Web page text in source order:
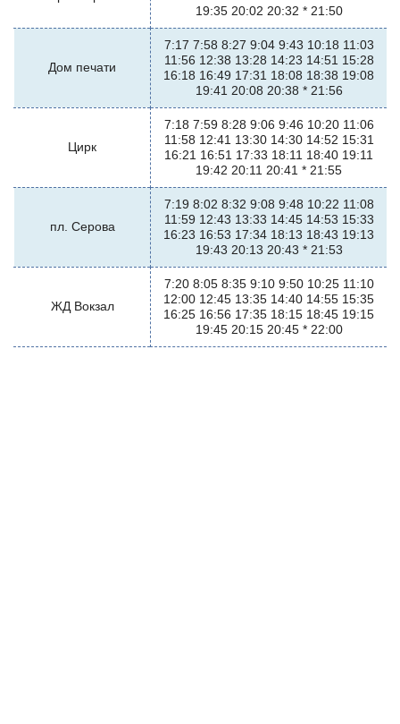
19:35 20:02 20:32 * 21:50
Дом печати
7:17 7:58 8:27 9:04 9:43 10:18 11:03
11:56 12:38 13:28 14:23 14:51 15:28
16:18 16:49 17:31 18:08 18:38 19:08
19:41 20:08 20:38 * 21:56
Цирк
7:18 7:59 8:28 9:06 9:46 10:20 11:06
11:58 12:41 13:30 14:30 14:52 15:31
16:21 16:51 17:33 18:11 18:40 19:11
19:42 20:11 20:41 * 21:55
пл. Серова
7:19 8:02 8:32 9:08 9:48 10:22 11:08
11:59 12:43 13:33 14:45 14:53 15:33
16:23 16:53 17:34 18:13 18:43 19:13
19:43 20:13 20:43 * 21:53
ЖД Вокзал
7:20 8:05 8:35 9:10 9:50 10:25 11:10
12:00 12:45 13:35 14:40 14:55 15:35
16:25 16:56 17:35 18:15 18:45 19:15
19:45 20:15 20:45 * 22:00